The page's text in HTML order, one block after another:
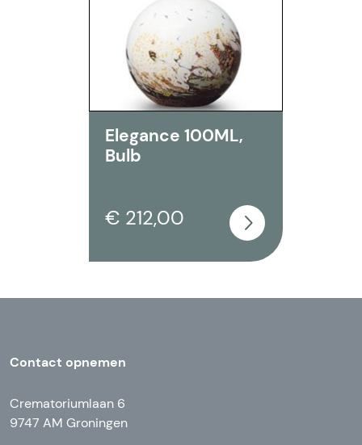
Elegance 100ML,
Bulb
€ 212,00
Contact opnemen
Crematoriumlaan 6
9747 AM Groningen